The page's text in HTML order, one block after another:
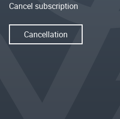
Cancel subscription
Cancellation